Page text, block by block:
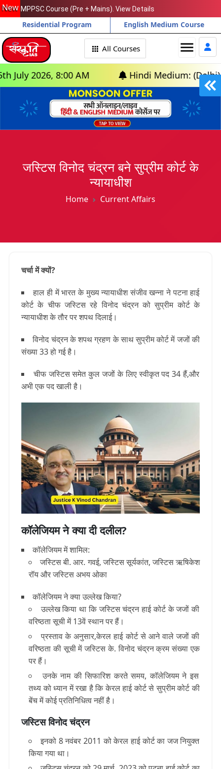
New MPPSC Course (Pre + Mains). View Details
Residential Program English Medium Course
menu
All Courses
8:00 AM Hindi Medium: (Delhi) - GS
जस्टिस विनोद चंद्रन बने सुप्रीम कोर्ट के
न्यायाधीश
Home Current Affairs
चर्चा में क्यों?
हाल ही में भारत के मुख्य न्यायाधीश संजीव खन्ना ने पटना हाई
कोर्ट के चीफ जस्टिस रहे विनोद चंद्रन को सुप्रीम कोर्ट के
न्यायाधीश के तौर पर शपथ दिलाई।
विनोद चंद्रन के शपथ ग्रहण के साथ सुप्रीम कोर्ट में जजों की
संख्या 33 हो गई है।
चीफ जस्टिस समेत कुल जजों के लिए स्वीकृत पद 34 हैं,और
अभी एक पद खाली है।
कॉलेजियम ने क्या दी दलील?
कॉलेजियम में शामिल:
जस्टिस बी. आर. गवई, जस्टिस सूर्यकांत, जस्टिस ऋषिकेश
रॉय और जस्टिस अभय ओका
कॉलेजियम ने क्या उल्लेख किया?
उल्लेख किया था कि जस्टिस चंद्रन हाई कोर्ट के जजों की
वरिष्ठता सूची में 13वें स्थान पर हैं।
प्रस्ताव के अनुसार,केरल हाई कोर्ट से आने वाले जजों की
वरिष्ठता की सूची में जस्टिस के. विनोद चंद्रन क्रम संख्या एक
पर हैं।
उनके नाम की सिफारिश करते समय, कॉलेजियम ने इस
तथ्य को ध्यान में रखा है कि केरल हाई कोर्ट से सुप्रीम कोर्ट की
बेंच में कोई प्रतिनिधित्व नहीं है।
जस्टिस विनोद चंद्रन
इनको 8 नवंबर 2011 को केरल हाई कोर्ट का जज नियुक्त
किया गया था।